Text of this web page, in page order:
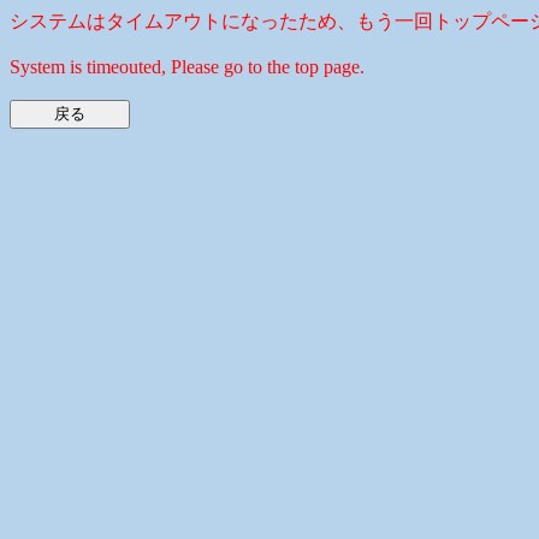
システムはタイムアウトになったため、もう一回トップペー
System is timeouted, Please go to the top page.